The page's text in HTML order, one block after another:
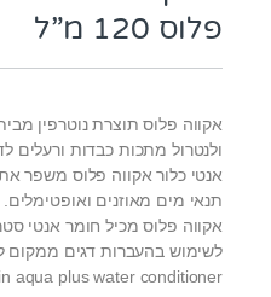
פלוס 120 מ”ל
אקווה פלוס תוצרת נוטרפין
ולנטרול מתכות כבדות ורעלים
אנטי כלור אקווה פלוס משפר
תנאי מים מאוזנים ואופטימלים.
אקווה פלוס מכיל חומר אנטי
לשימוש בהעברות דגים ממקום
aqua plus water conditioner.